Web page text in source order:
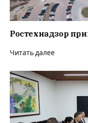
Ростехнадзор
Читать далее